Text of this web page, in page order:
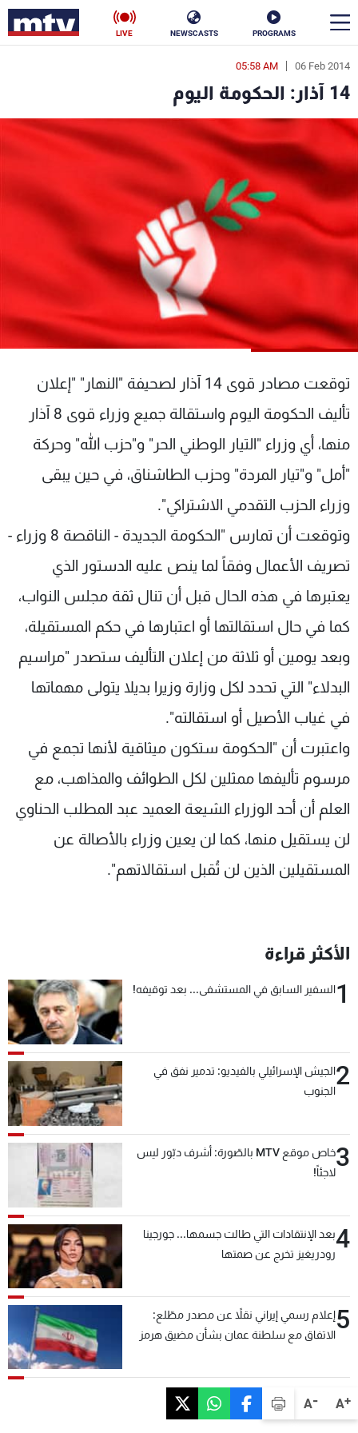
PROGRAMS
NEWSCASTS
LIVE
A+
A-
06 Feb 2014
05:58 AM
14 آذار: الحكومة اليوم
توقعت مصادر قوى 14 آذار لصحيفة "النهار" "إعلان
تأليف الحكومة اليوم واستقالة جميع وزراء قوى 8 آذار
منها، أي وزراء "التيار الوطني الحر" و"حزب الله" وحركة
"أمل" و"تيار المردة" وحزب الطاشناق، في حين يبقى
وزراء الحزب التقدمي الاشتراكي".
وتوقعت أن تمارس "الحكومة الجديدة - الناقصة 8 وزراء -
تصريف الأعمال وفقاً لما ينص عليه الدستور الذي
يعتبرها في هذه الحال قبل أن تنال ثقة مجلس النواب،
كما في حال استقالتها أو اعتبارها في حكم المستقيلة،
وبعد يومين أو ثلاثة من إعلان التأليف ستصدر "مراسيم
البدلاء" التي تحدد لكل وزارة وزيرا بديلا يتولى مهماتها
في غياب الأصيل أو استقالته".
واعتبرت أن "الحكومة ستكون ميثاقية لأنها تجمع في
مرسوم تأليفها ممثلين لكل الطوائف والمذاهب، مع
العلم أن أحد الوزراء الشيعة العميد عبد المطلب الحناوي
لن يستقيل منها، كما لن يعين وزراء بالأصالة عن
المستقيلين الذين لن تُقبل استقالاتهم".
الأكثر قراءة
1السفير السابق في المستشفى... بعد توقيفه!
2الجيش الإسرائيلي بالفيديو: تدمير نفق في
الجنوب
3
خاص موقع MTV بالصّورة: أشرف دبّور ليس
لاجئاً!
4بعد الإنتقادات التي طالت جسمها... جورجينا
رودريغيز تخرج عن صمتها
5إعلام رسمي إيراني نقلاً عن مصدر مطّلع:
الاتفاق مع سلطنة عمان بشأن مضيق هرمز
en
الأخبار
سياسة ناس
إقتصاد فن
منوعات رياضة
كأس العالم
البرامج
جدول البرامج
شاهد البرامج
الترددات
عن MTV
الإنـتـاج
لاعلاناتكم
وظائف
تواصل معنا
شروط الإسـتخدام
سياسة الخصوصية